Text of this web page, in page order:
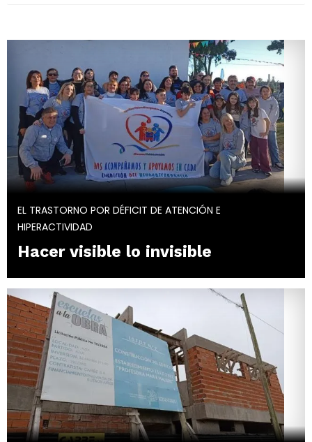
EL TRASTORNO POR DÉFICIT DE ATENCIÓN E
HIPERACTIVIDAD
Hacer visible lo invisible